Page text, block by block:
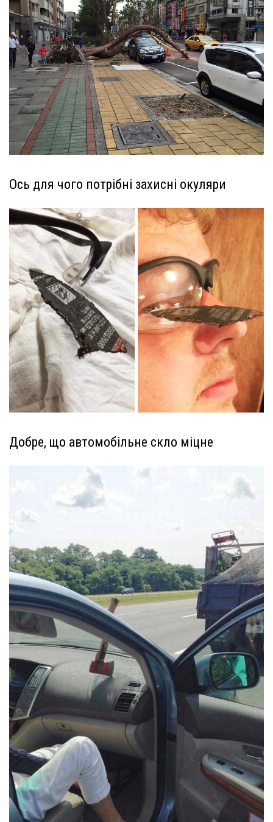
Ось для чого потрібні захисні окуляри
Добре, що автомобільне скло міцне